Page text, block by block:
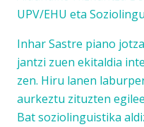
UPV/EHU eta
Inhar Sastre piano
jantzi zuen ekitaldia
zen. Hiru lanen
aurkeztu zituzten
Bat soziolinguistika